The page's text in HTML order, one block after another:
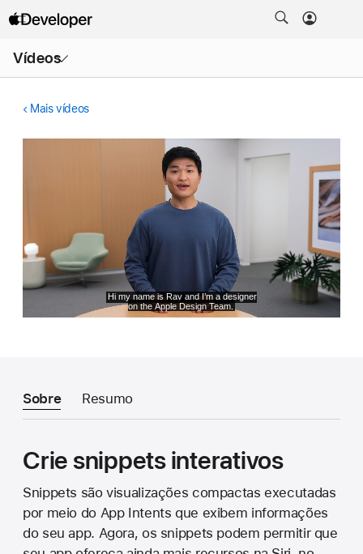
Vídeos
menu
Mais vídeos
Sobre Resumo
Crie snippets interativos
Snippets são visualizações compactas executadas
por meio do App Intents que exibem informações
do seu app. Agora, os snippets podem permitir que